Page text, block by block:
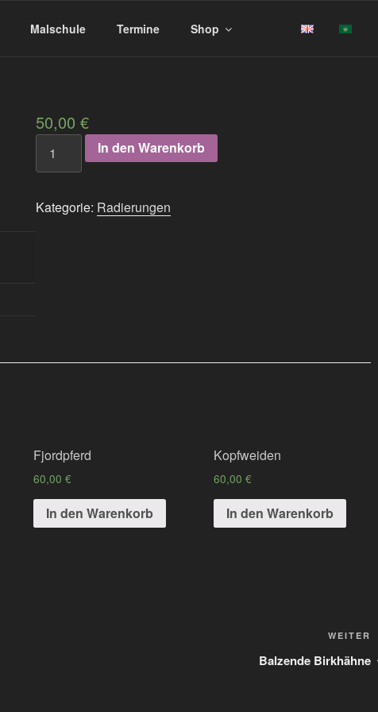
Malschule Termine Shop
50,00 €
Tiger
Menge
In den Warenkorb
Kategorie: Radierungen
Fjordpferd
60,00 €
In den Warenkorb
Kopfweiden
60,00€
In den Warenkorb
WEITER
Balzende Birkhähne